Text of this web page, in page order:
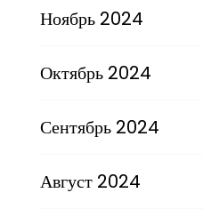
Ноябрь 2024
Октябрь 2024
Сентябрь 2024
Август 2024